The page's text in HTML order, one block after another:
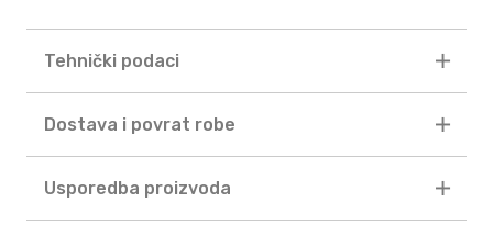
Tehnički podaci
Dostava i povrat robe
Usporedba proizvoda